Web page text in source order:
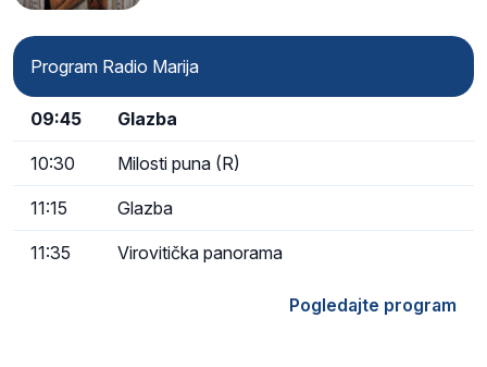
Program Radio Marija
09:45 Glazba
10:30 Milosti puna (R)
11:15 Glazba
11:35 Virovitička panorama
Pogledajte program